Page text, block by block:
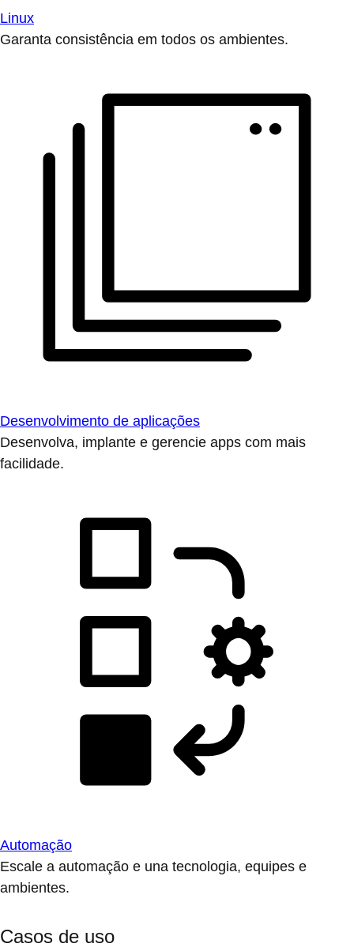
Linux
Garanta consistência em todos os ambientes.
Desenvolvimento de aplicações
Desenvolva, implante e gerencie apps com mais
facilidade.
Automação
Escale a automação e una tecnologia, equipes e
ambientes.
Casos de uso